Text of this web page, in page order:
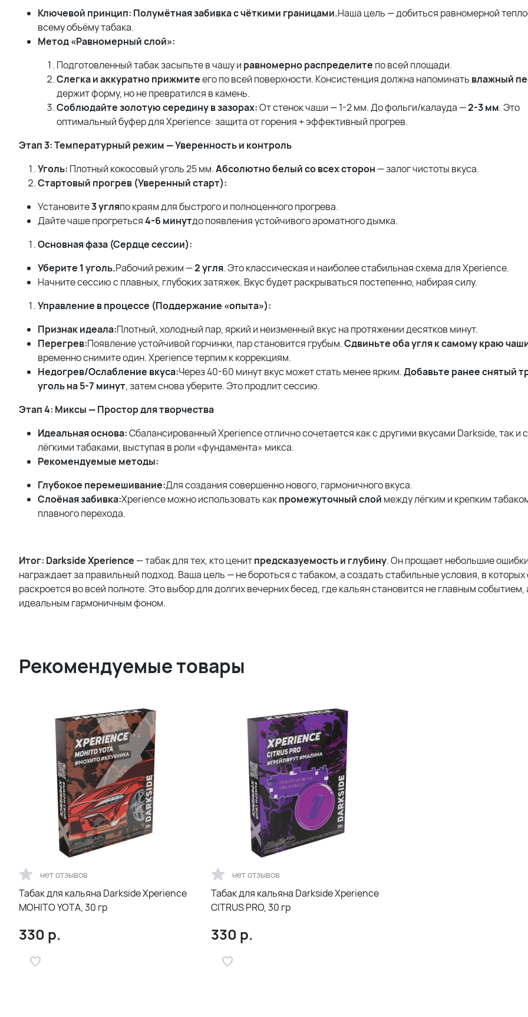
Ключевой принцип: Полумётная забивка с чёткими границами.Наша цель — добиться равномерной
всему объёму табака.
Метод «Равномерный слой»:
Подготовленный табак засыпьте в чашу и равномерно распределите по всей площади.
Слегка и аккуратно прижмитеего по всей поверхности. Консистенция должна напоминать влажный
держит форму, но не превратился в камень.
Соблюдайте золотую середину в зазорах:От стенок чаши — 1-2 мм. До фольги/калауда —2-3 мм. Это
оптимальный буфер для Xperience: защита от горения + эффективный прогрев.
Этап 3: Температурный режим — Уверенность и контроль
Уголь: Плотный кокосовый уголь 25 мм.Абсолютно белый со всех сторон — залог чистоты вкуса.
Стартовый прогрев (Уверенный старт):
Установите3 угляпо краям для быстрого и полноценного прогрева.
Дайте чаше прогреться4-6 минутдо появления устойчивого ароматного дымка.
Основная фаза (Сердце сессии):
Уберите 1 уголь.Рабочий режим —2 угля. Это классическая и наиболее стабильная схема для Xperience.
Начните сессию с плавных, глубоких затяжек. Вкус будет раскрываться постепенно, набирая силу.
Управление в процессе (Поддержание «опыта»):
Признак идеала:Плотный, холодный пар, яркий и неизменный вкус на протяжении десятков минут.
Перегрев:Появление устойчивой горчинки, пар становится грубым.Сдвиньте оба угля к самому краю
временно снимите один. Xperience терпим к коррекциям.
Недогрев/Ослабление вкуса:Через 40-60 минут вкус может стать менее ярким.Добавьте ранее снятый
уголь на 5-7 минут, затем снова уберите. Это продлит сессию.
Этап 4: Миксы — Простор для творчества
Идеальная основа:Сбалансированный Xperience отлично сочетается как с другими вкусами Darkside, так и
лёгкими табаками, выступая в роли «фундамента» микса.
Рекомендуемые методы:
Глубокое перемешивание:Для создания совершенно нового, гармоничного вкуса.
Слоёная забивка:Xperience можно использовать какпромежуточный слой между лёгким и крепким
плавного перехода.
Итог: Darkside Xperience — табак для тех, кто ценитпредсказуемость и глубину. Он прощает небольшие
награждает за правильный подход. Ваша цель — не бороться с табаком, а создать стабильные условия, в которых
раскроется во всей полноте. Это выбор для долгих вечерних бесед, где кальян становится не главным событием,
идеальным гармоничным фоном.
Рекомендуемые товары
нет отзывов
Табак для кальяна Darkside Xperience
MOHITO YOTA, 30 гр
330 р.
нет отзывов
Табак для кальяна Darkside Xperience
CITRUS PRO, 30 гр
330 р.